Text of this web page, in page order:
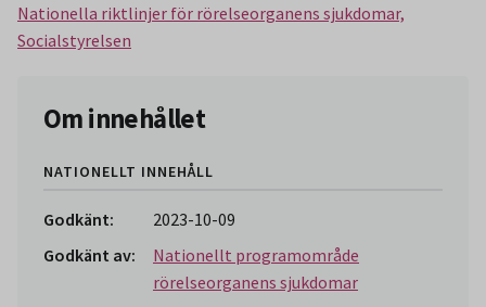
Nationella riktlinjer för rörelseorganens sjukdomar,
Socialstyrelsen
Om innehållet
NATIONELLT INNEHÅLL
Godkänt:
2023-10-09
Godkänt av:
Nationellt programområde
rörelseorganens sjukdomar